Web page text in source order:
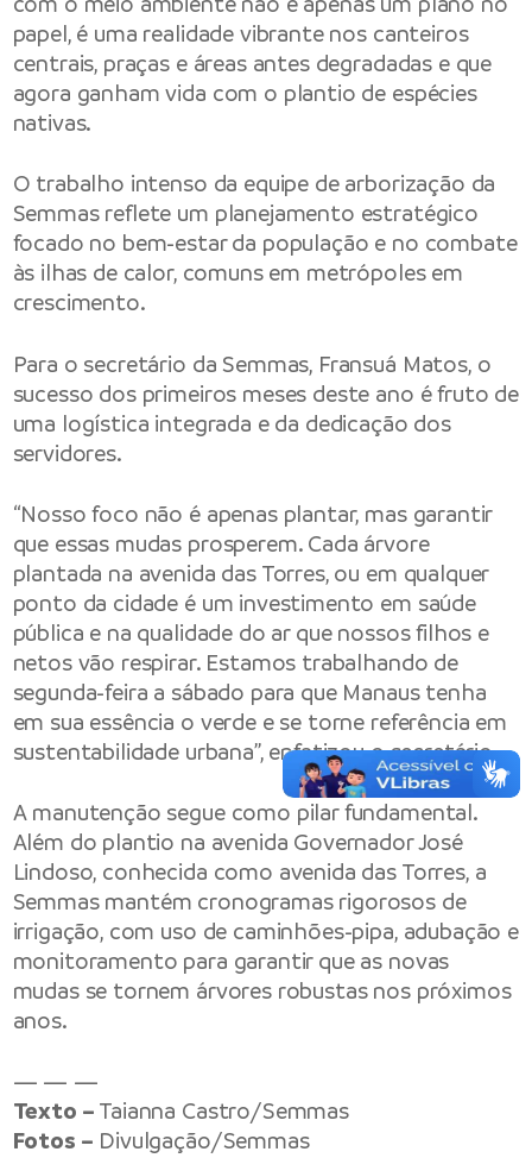
papel, é uma realidade vibrante nos canteiros
centrais, praças e áreas antes degradadas e que
agora ganham vida com o plantio de espécies
nativas.
O trabalho intenso da equipe de arborização da
Semmas reflete um planejamento estratégico
focado no bem-estar da população e no combate
às ilhas de calor, comuns em metrópoles em
crescimento.
Para o secretário da Semmas, Fransuá Matos, o
sucesso dos primeiros meses deste ano é fruto de
uma logística integrada e da dedicação dos
servidores.
“Nosso foco não é apenas plantar, mas garantir
que essas mudas prosperem. Cada árvore
plantada na avenida das Torres, ou em qualquer
ponto da cidade é um investimento em saúde
pública e na qualidade do ar que nossos filhos e
netos vão respirar. Estamos trabalhando de
segunda-feira a sábado para que Manaus tenha
em sua essência o verde e se torne referência em
sustentabilidade urbana”, enfatizou o secretário.
A manutenção segue como pilar fundamental.
Além do plantio na avenida Governador José
Lindoso, conhecida como avenida das Torres, a
Semmas mantém cronogramas rigorosos de
irrigação, com uso de caminhões-pipa, adubação e
monitoramento para garantir que as novas
mudas se tornem árvores robustas nos próximos
anos.
— — —
Texto – Taianna Castro/Semmas
Fotos – Divulgação/Semmas